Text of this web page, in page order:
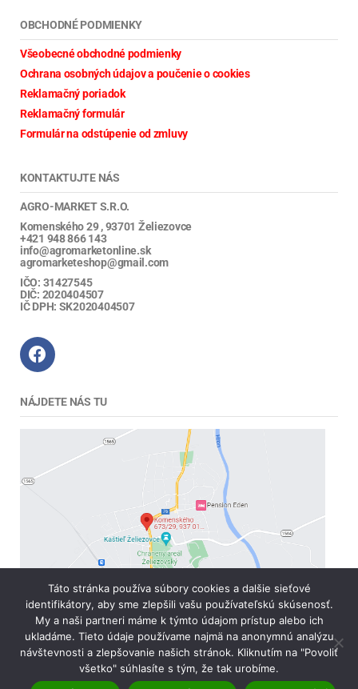
OBCHODNÉ PODMIENKY
Všeobecné obchodné podmienky
Ochrana osobných údajov a poučenie o cookies
Reklamačný poriadok
Reklamačný formulár
Formulár na odstúpenie od zmluvy
KONTAKTUJTE NÁS
AGRO-MARKET S.R.O.
Komenského 29 , 93701 Želiezovce
+421 948 866 143
info@agromarketonline.sk
agromarketeshop@gmail.com
IČO: 31427545
DIČ: 2020404507
IČ DPH: SK2020404507
NÁJDETE NÁS TU
Copyright © 2026 AgromarketOnline | Powered by
Táto stránka používa súbory cookies a dalšie sieťové
identifikátory, aby sme zlepšili vašu používateľskú skúsenosť.
My a naši partneri máme k týmto údajom prístup alebo ich
ukladáme. Tieto údaje používame najmä na anonymnú analýzu
návštevnosti a zlepšovanie našich stránok. Kliknutím na "Povoliť
všetko" súhlasíte s tým, že tak urobíme.